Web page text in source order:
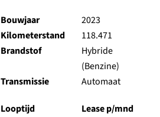
Bouwjaar
2023
Kilometerstand
118.471
Brandstof
Hybride
(Benzine)
Transmissie
Automaat
Looptijd
Lease p/mnd